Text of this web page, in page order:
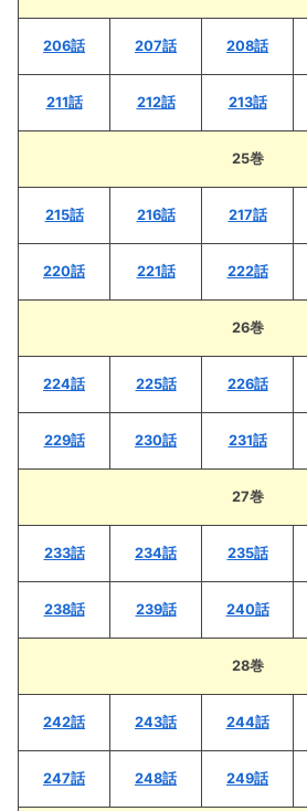
206話 207話 208話
211話 212話 213話
25巻
215話 216話 217話
220話 221話 222話
26巻
224話 225話 226話
229話 230話 231話
27巻
233話 234話 235話
238話 239話 240話
28巻
242話 243話 244話
247話 248話 249話